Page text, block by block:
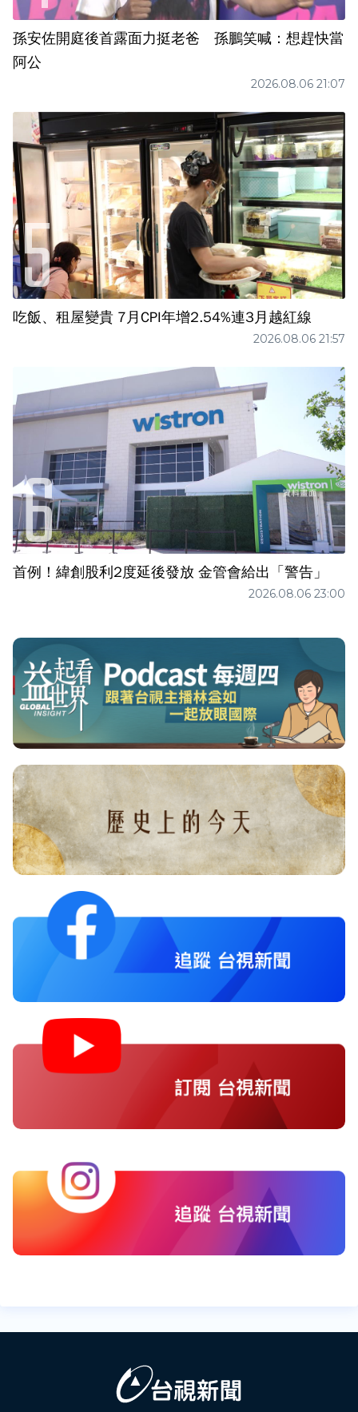
孫安佐開庭後首露面力挺老爸 孫鵬笑喊：想趕快當
阿公
2026.08.06 21:07
吃飯、租屋變貴 7月CPI年增2.54%連3月越紅線
2026.08.06 21:57
首例！緯創股利2度延後發放 金管會給出「警告」
2026.08.06 23:00